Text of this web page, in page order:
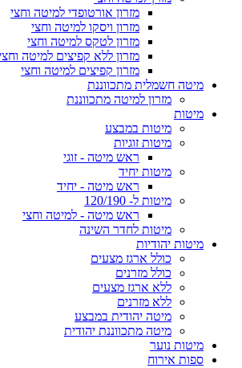
מזרון אורטופדי למיטה וחצי
מזרון ויסקו למיטה וחצי
מזרון לטקס למיטה וחצי
מזרון ללא קפיצים למיטה
מזרון קפיצים למיטה וחצי
מיטה חשמלית מתכווננת
מזרון למיטה מתכווננת
מיטות
מיטות במבצע
מיטות זוגיות
ראש מיטה - זוגי
מיטות יחיד
ראש מיטה - יחיד
מיטות ל- 120/190
ראש מיטה - למיטה וחצי
מיטות לחדר השינה
מיטות יהודיות
כולל ארגז מצעים
כולל מזרנים
ללא ארגז מצעים
ללא מזרנים
מיטה יהודית במבצע
מיטה מתכווננת יהודית
מיטות נוער
ספות אירוח